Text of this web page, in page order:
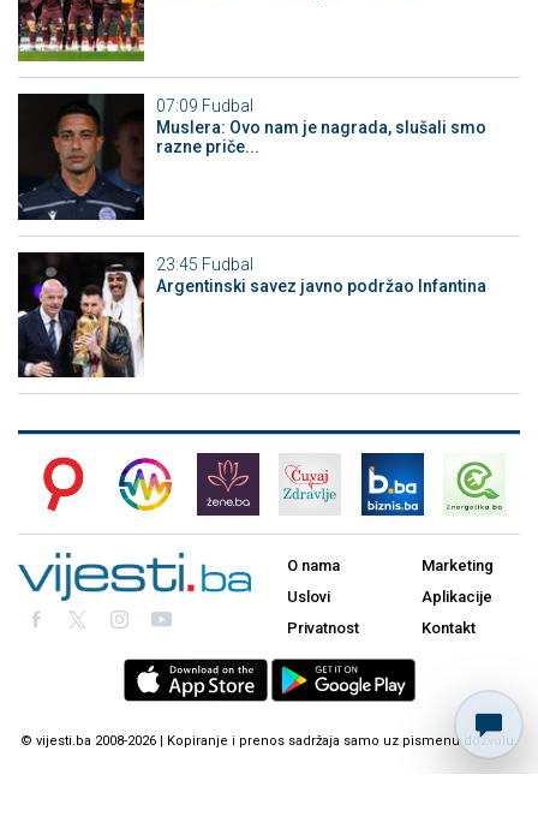
07:09 Fudbal
Muslera: Ovo nam je nagrada, slušali smo
razne priče...
23:45 Fudbal
Argentinski savez javno podržao Infantina
O nama
Uslovi
Privatnost
Marketing
Aplikacije
Kontakt
© vijesti.ba 2008-2026 | Kopiranje i prenos sadržaja samo uz pismenu dozvolu.